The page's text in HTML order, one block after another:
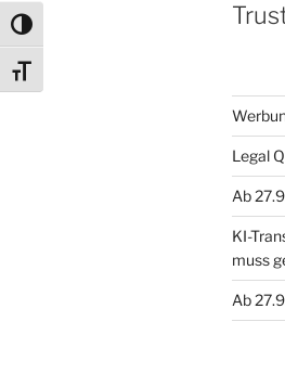
Umschalten auf hohe Kontraste
Schrift vergrößern
Legal
Ab
KI-
muss
Ab